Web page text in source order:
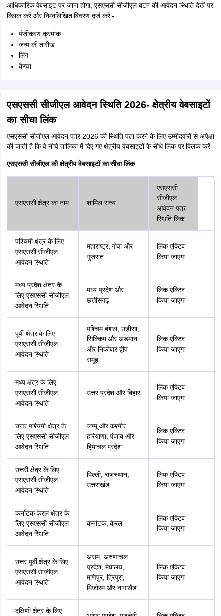
आधिकारिक वेबसाइट पर जाना होगा, एसएससी सीजीएल बटन की आवेदन स्थिति देखें पर
क्लिक करें और निम्नलिखित विवरण दर्ज करें -
पंजीकरण क्रमांक
जन्म की तारीख
लिंग
कैप्चा
एसएससी सीजीएल आवेदन स्थिति 2026- क्षेत्रीय वेबसाइटों
का सीधा लिंक
एसएससी सीजीएल आवेदन पत्र 2026 की स्थिति पता करने के लिए उम्मीदवारों से अपेक्षा
की जाती है कि वे नीचे तालिका में दिए गए क्षेत्रीय वेबसाइटों के सीधे लिंक पर क्लिक करें-
एसएससी सीजीएल की क्षेत्रीय वेबसाइटों का सीधा लिंक
एसएससी क्षेत्र का नाम शामिल राज्य
एसएससी
सीजीएल
आवेदन पत्र
स्थिति लिंक
पश्चिमी क्षेत्र के लिए
एसएससी सीजीएल
आवेदन स्थिति
महाराष्ट्र, गोवा और
गुजरात
लिंक एक्टिव
किया जाएगा
मध्य प्रदेश क्षेत्र के
लिए एसएससी सीजीएल
आवेदन स्थिति
मध्य प्रदेश और
छत्तीसगढ़
लिंक एक्टिव
किया जाएगा
पूर्वी क्षेत्र के लिए
एसएससी सीजीएल
आवेदन स्थिति
पश्चिम बंगाल, उड़ीसा,
सिक्किम और अंडमान
और निकोबार द्वीप
समूह
लिंक एक्टिव
किया जाएगा
मध्य क्षेत्र के लिए
एसएससी सीजीएल
आवेदन स्थिति
उत्तर प्रदेश और बिहार
लिंक एक्टिव
किया जाएगा
उत्तर पश्चिमी क्षेत्र के
लिए एसएससी सीजीएल
आवेदन स्थिति
जम्मू और कश्मीर,
हरियाणा, पंजाब और
हिमाचल प्रदेश
लिंक एक्टिव
किया जाएगा
उत्तरी क्षेत्र के लिए
एसएससी सीजीएल
आवेदन स्थिति
दिल्ली, राजस्थान,
उत्तराखंड
लिंक एक्टिव
किया जाएगा
कर्नाटक केरल क्षेत्र के
लिए एसएससी सीजीएल
आवेदन स्थिति
कर्नाटक, केरल
लिंक एक्टिव
किया जाएगा
उत्तर पूर्वी क्षेत्र के लिए
एसएससी सीजीएल
आवेदन स्थिति
असम, अरुणाचल
प्रदेश, मेघालय,
मणिपुर, त्रिपुरा,
मिजोरम और नागालैंड
लिंक एक्टिव
किया जाएगा
दक्षिणी क्षेत्र के लिए